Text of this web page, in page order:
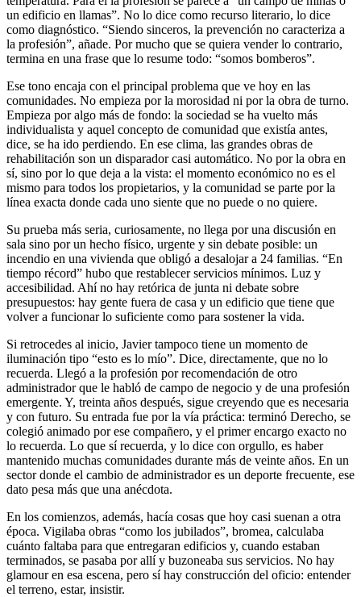
un edificio en llamas”. No lo dice como recurso literario, lo dice
como diagnóstico. “Siendo sinceros, la prevención no caracteriza a
la profesión”, añade. Por mucho que se quiera vender lo contrario,
termina en una frase que lo resume todo: “somos bomberos”.
Ese tono encaja con el principal problema que ve hoy en las
comunidades. No empieza por la morosidad ni por la obra de turno.
Empieza por algo más de fondo: la sociedad se ha vuelto más
individualista y aquel concepto de comunidad que existía antes,
dice, se ha ido perdiendo. En ese clima, las grandes obras de
rehabilitación son un disparador casi automático. No por la obra en
sí, sino por lo que deja a la vista: el momento económico no es el
mismo para todos los propietarios, y la comunidad se parte por la
línea exacta donde cada uno siente que no puede o no quiere.
Su prueba más seria, curiosamente, no llega por una discusión en
sala sino por un hecho físico, urgente y sin debate posible: un
incendio en una vivienda que obligó a desalojar a 24 familias. “En
tiempo récord” hubo que restablecer servicios mínimos. Luz y
accesibilidad. Ahí no hay retórica de junta ni debate sobre
presupuestos: hay gente fuera de casa y un edificio que tiene que
volver a funcionar lo suficiente como para sostener la vida.
Si retrocedes al inicio, Javier tampoco tiene un momento de
iluminación tipo “esto es lo mío”. Dice, directamente, que no lo
recuerda. Llegó a la profesión por recomendación de otro
administrador que le habló de campo de negocio y de una profesión
emergente. Y, treinta años después, sigue creyendo que es necesaria
y con futuro. Su entrada fue por la vía práctica: terminó Derecho, se
colegió animado por ese compañero, y el primer encargo exacto no
lo recuerda. Lo que sí recuerda, y lo dice con orgullo, es haber
mantenido muchas comunidades durante más de veinte años. En un
sector donde el cambio de administrador es un deporte frecuente, ese
dato pesa más que una anécdota.
En los comienzos, además, hacía cosas que hoy casi suenan a otra
época. Vigilaba obras “como los jubilados”, bromea, calculaba
cuánto faltaba para que entregaran edificios y, cuando estaban
terminados, se pasaba por allí y buzoneaba sus servicios. No hay
glamour en esa escena, pero sí hay construcción del oficio: entender
el terreno, estar, insistir.